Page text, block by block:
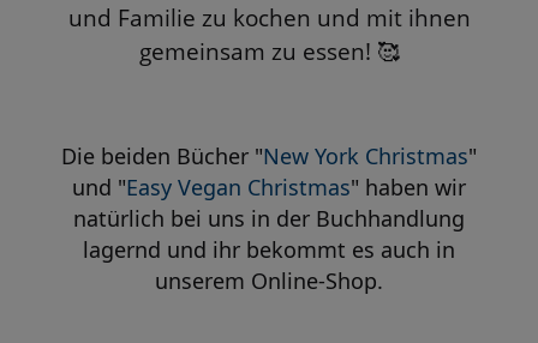
und Familie zu kochen und mit ihnen
gemeinsam zu essen! 🥰
Die beiden Bücher "New York Christmas"
und "Easy Vegan Christmas" haben wir
natürlich bei uns in der Buchhandlung
lagernd und ihr bekommt es auch in
unserem Online-Shop.